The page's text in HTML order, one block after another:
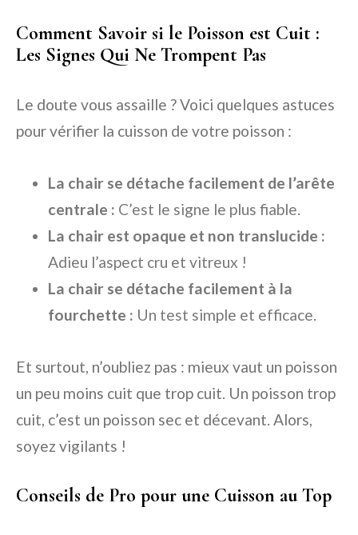
Comment Savoir si le Poisson est Cuit :
Les Signes Qui Ne Trompent Pas
Le doute vous assaille ? Voici quelques astuces
pour vérifier la cuisson de votre poisson :
La chair se détache facilement de l’arête
centrale : C’est le signe le plus fiable.
La chair est opaque et non translucide :
Adieu l’aspect cru et vitreux !
La chair se détache facilement à la
fourchette : Un test simple et efficace.
Et surtout, n’oubliez pas : mieux vaut un poisson
un peu moins cuit que trop cuit. Un poisson trop
cuit, c’est un poisson sec et décevant. Alors,
soyez vigilants !
Conseils de Pro pour une Cuisson au Top